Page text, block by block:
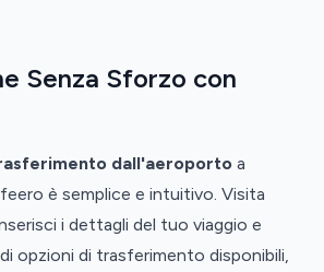
Senza Sforzo con
dall'aeroporto a
è semplice e intuitivo. Visita
i dettagli del tuo viaggio e
opzioni di trasferimento disponibili,